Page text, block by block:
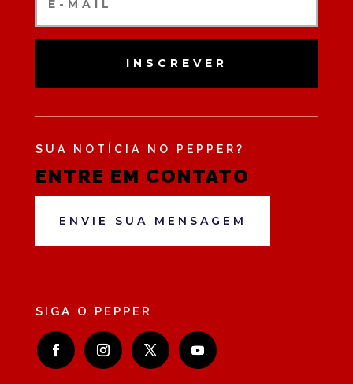
INSCREVER
SUA NOTÍCIA NO PEPPER?
ENTRE EM CONTATO
ENVIE SUA MENSAGEM
SIGA O PEPPER